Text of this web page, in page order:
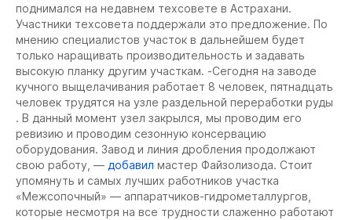
поднимался на недавнем техсовете в Астрахани.
Участники техсовета поддержали это предложение. По
мнению специалистов участок в дальнейшем будет
только наращивать производительность и задавать
высокую планку другим участкам. -Сегодня на заводе
кучного выщелачивания работает 8 человек, пятнадцать
человек трудятся на узле раздельной переработки руды
. В данный момент узел закрылся, мы проводим его
ревизию и проводим сезонную консервацию
оборудования. Завод и линия дробления продолжают
свою работу, — добавил мастер Файзолизода. Стоит
упомянуть и самых лучших работников участка
«Межсопочный» — аппаратчиков-гидрометаллургов,
которые несмотря на все трудности слаженно работают